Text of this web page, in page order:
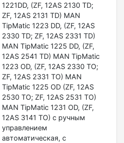
1221DD, (ZF, 12AS 2130 TD;
ZF, 12AS 2131 TD) MAN
TipMatic 1223 DD, (ZF, 12AS
2330 TD; ZF, 12AS 2331 TD)
MAN TipMatic 1225 DD, (ZF,
12AS 2541 TD) MAN TipMatic
1223 OD, (ZF, 12AS 2330 TO;
ZF, 12AS 2331 TO) MAN
TipMatic 1225 OD (ZF, 12AS
2530 TO; ZF, 12AS 2531 TO)
MAN TipMatic 1231 OD, (ZF,
12AS 3141 TO) с ручным
управлением
автоматическая, с